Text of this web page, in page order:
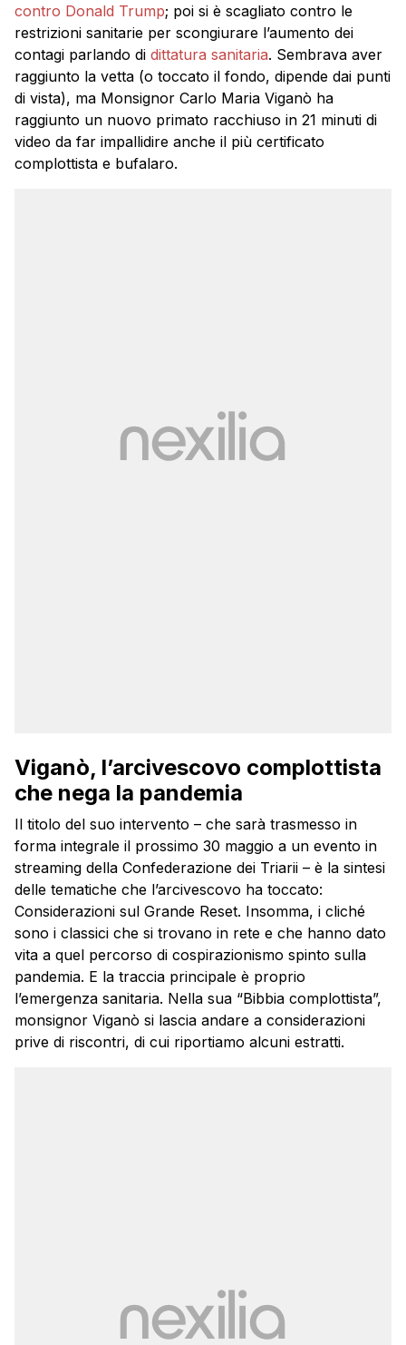
contro Donald Trump; poi si è scagliato contro le
restrizioni sanitarie per scongiurare l’aumento dei
contagi parlando di dittatura sanitaria. Sembrava aver
raggiunto la vetta (o toccato il fondo, dipende dai punti
di vista), ma Monsignor Carlo Maria Viganò ha
raggiunto un nuovo primato racchiuso in 21 minuti di
video da far impallidire anche il più certificato
complottista e bufalaro.
Viganò, l’arcivescovo complottista
che nega la pandemia
Il titolo del suo intervento – che sarà trasmesso in
forma integrale il prossimo 30 maggio a un evento in
streaming della Confederazione dei Triarii – è la sintesi
delle tematiche che l’arcivescovo ha toccato:
Considerazioni sul Grande Reset. Insomma, i cliché
sono i classici che si trovano in rete e che hanno dato
vita a quel percorso di cospirazionismo spinto sulla
pandemia. E la traccia principale è proprio
l’emergenza sanitaria. Nella sua “Bibbia complottista”,
monsignor Viganò si lascia andare a considerazioni
prive di riscontri, di cui riportiamo alcuni estratti.